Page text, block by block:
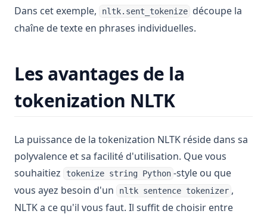
Using DataFrame.loc to Access and Manipulate Data in
Pandas
Utilisation de la fonction moyenne de Pandas
Visualisation avec Pandas : un tutoriel étape par étape
Dans cet exemple, nltk.sent_tokenize découpe la
chaîne de texte en phrases individuelles.
Les avantages de la
tokenization NLTK
La puissance de la tokenization NLTK réside dans sa
polyvalence et sa facilité d'utilisation. Que vous
souhaitiez
tokenize string Python -style ou que
vous ayez besoin d'un
nltk sentence tokenizer ,
NLTK a ce qu'il vous faut. Il suffit de choisir entre